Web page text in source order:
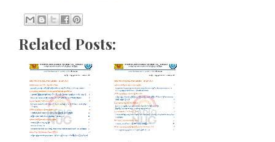
Related Posts: